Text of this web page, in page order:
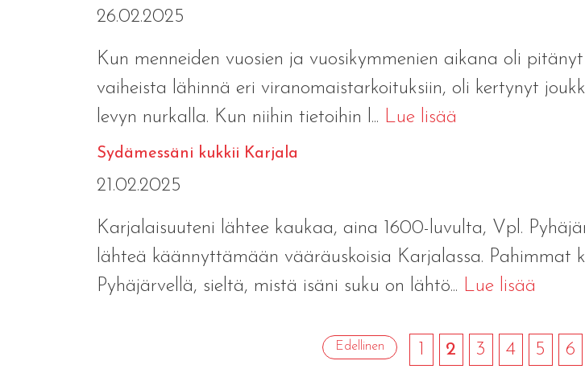
26.02.2025
Kun menneiden vuosien ja vuosikymmenien aikana oli
vaiheista lähinnä eri viranomaistarkoituksiin, oli kertynyt
levyn nurkalla. Kun niihin tietoihin l... Lue lisää
Sydämessäni kukkii Karjala
21.02.2025
Karjalaisuuteni lähtee kaukaa, aina 1600-luvulta, Vpl.
lähteä käännyttämään vääräuskoisia Karjalassa. Pahimmat
Pyhäjärvellä, sieltä, mistä isäni suku on lähtö... Lue lisää
Edellinen 1 2 3 4 5 6